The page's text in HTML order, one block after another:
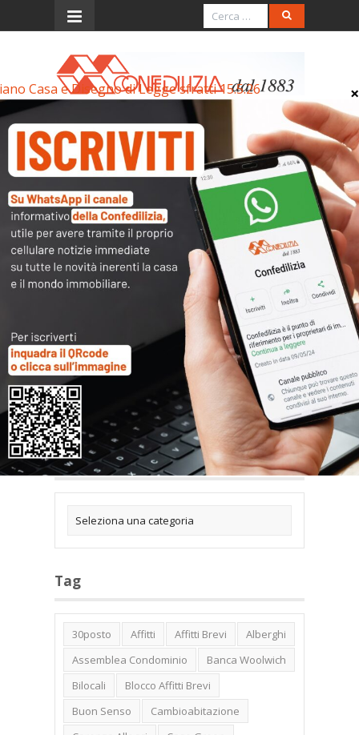
Menu
Piano Casa e Disegno di
Legge sfratti 15.5.26
Piano Casa e Disegno di Legge sfratti 15.5.26
Articoli collegati
Archivi
Categorie
Tag
30posto Affitti Affitti Brevi
Alberghi
Assemblea Condominio
Banca Woolwich
Bilocali
Blocco Affitti Brevi
Buon Senso
Cambioabitazione
Casa e Disegno di Legge sfratti 15.5.26